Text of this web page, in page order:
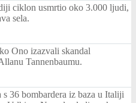
ciklon usmrtio oko 3.000 ljudi,
sela.
Ono izazvali skandal
Tannenbaumu.
36 bombardera iz baza u Italiji